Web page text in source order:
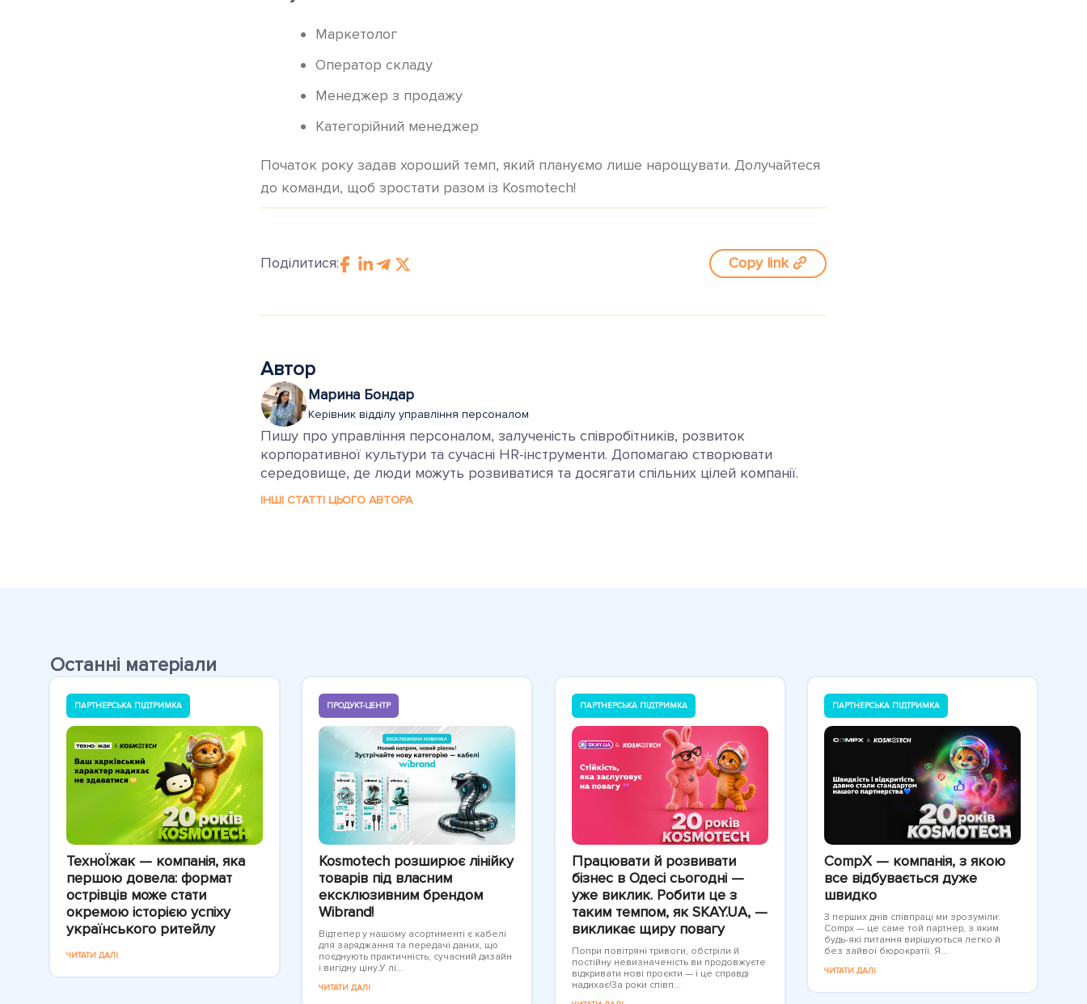
Маркетолог
Оператор складу
Менеджер з продажу
Категорійний менеджер
Початок року задав хороший темп, який плануємо лише нарощувати. Долучайтеся
до команди, щоб зростати разом із Kosmotech!
Поділитися: Copy link
Автор
Марина Бондар
Керівник відділу управління персоналом
Пишу про управління персоналом, залученість співробітників, розвиток
корпоративної культури та сучасні HR-інструменти. Допомагаю створювати
середовище, де люди можуть розвиватися та досягати спільних цілей компанії.
ІНШІ СТАТТІ ЦЬОГО АВТОРА
Останні матеріали
ПАРТНЕРСЬКА ПІДТРИМКА
ТехноЇжак — компанія, яка
першою довела: формат
острівців може стати
окремою історією успіху
українського ритейлу
ЧИТАТИ ДАЛІ
ПРОДУКТ-ЦЕНТР
Kosmotech розширює лінійку
товарів під власним
ексклюзивним брендом
Wibrand!
Відтепер у нашому асортименті є кабелі
для заряджання та передачі даних, що
поєднують практичність, сучасний дизайн
і вигідну ціну.У лі...
ЧИТАТИ ДАЛІ
ПАРТНЕРСЬКА ПІДТРИМКА
Працювати й розвивати
бізнес в Одесі сьогодні —
уже виклик. Робити це з
таким темпом, як SKAY.UA, —
викликає щиру повагу
Попри повітряні тривоги, обстріли й
постійну невизначеність ви продовжуєте
відкривати нові проєкти — і це справді
надихає!За роки співп...
ПАРТНЕРСЬКА ПІДТРИМКА
CompX — компанія, з якою
все відбувається дуже
швидко
З перших днів співпраці ми зрозуміли:
Compx — це саме той партнер, з яким
будь-які питання вирішуються легко й
без зайвої бюрократії. Я...
ЧИТАТИ ДАЛІ